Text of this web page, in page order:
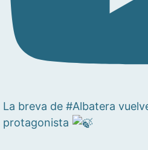
La breva de #Albatera
protagonista